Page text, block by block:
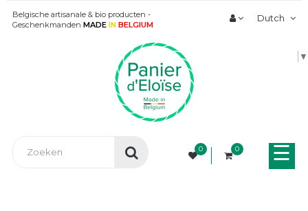
Belgische artisanale & bio producten -
Geschenkmanden MADE IN BELGIUM
Dutch
▼
0 0 ☰